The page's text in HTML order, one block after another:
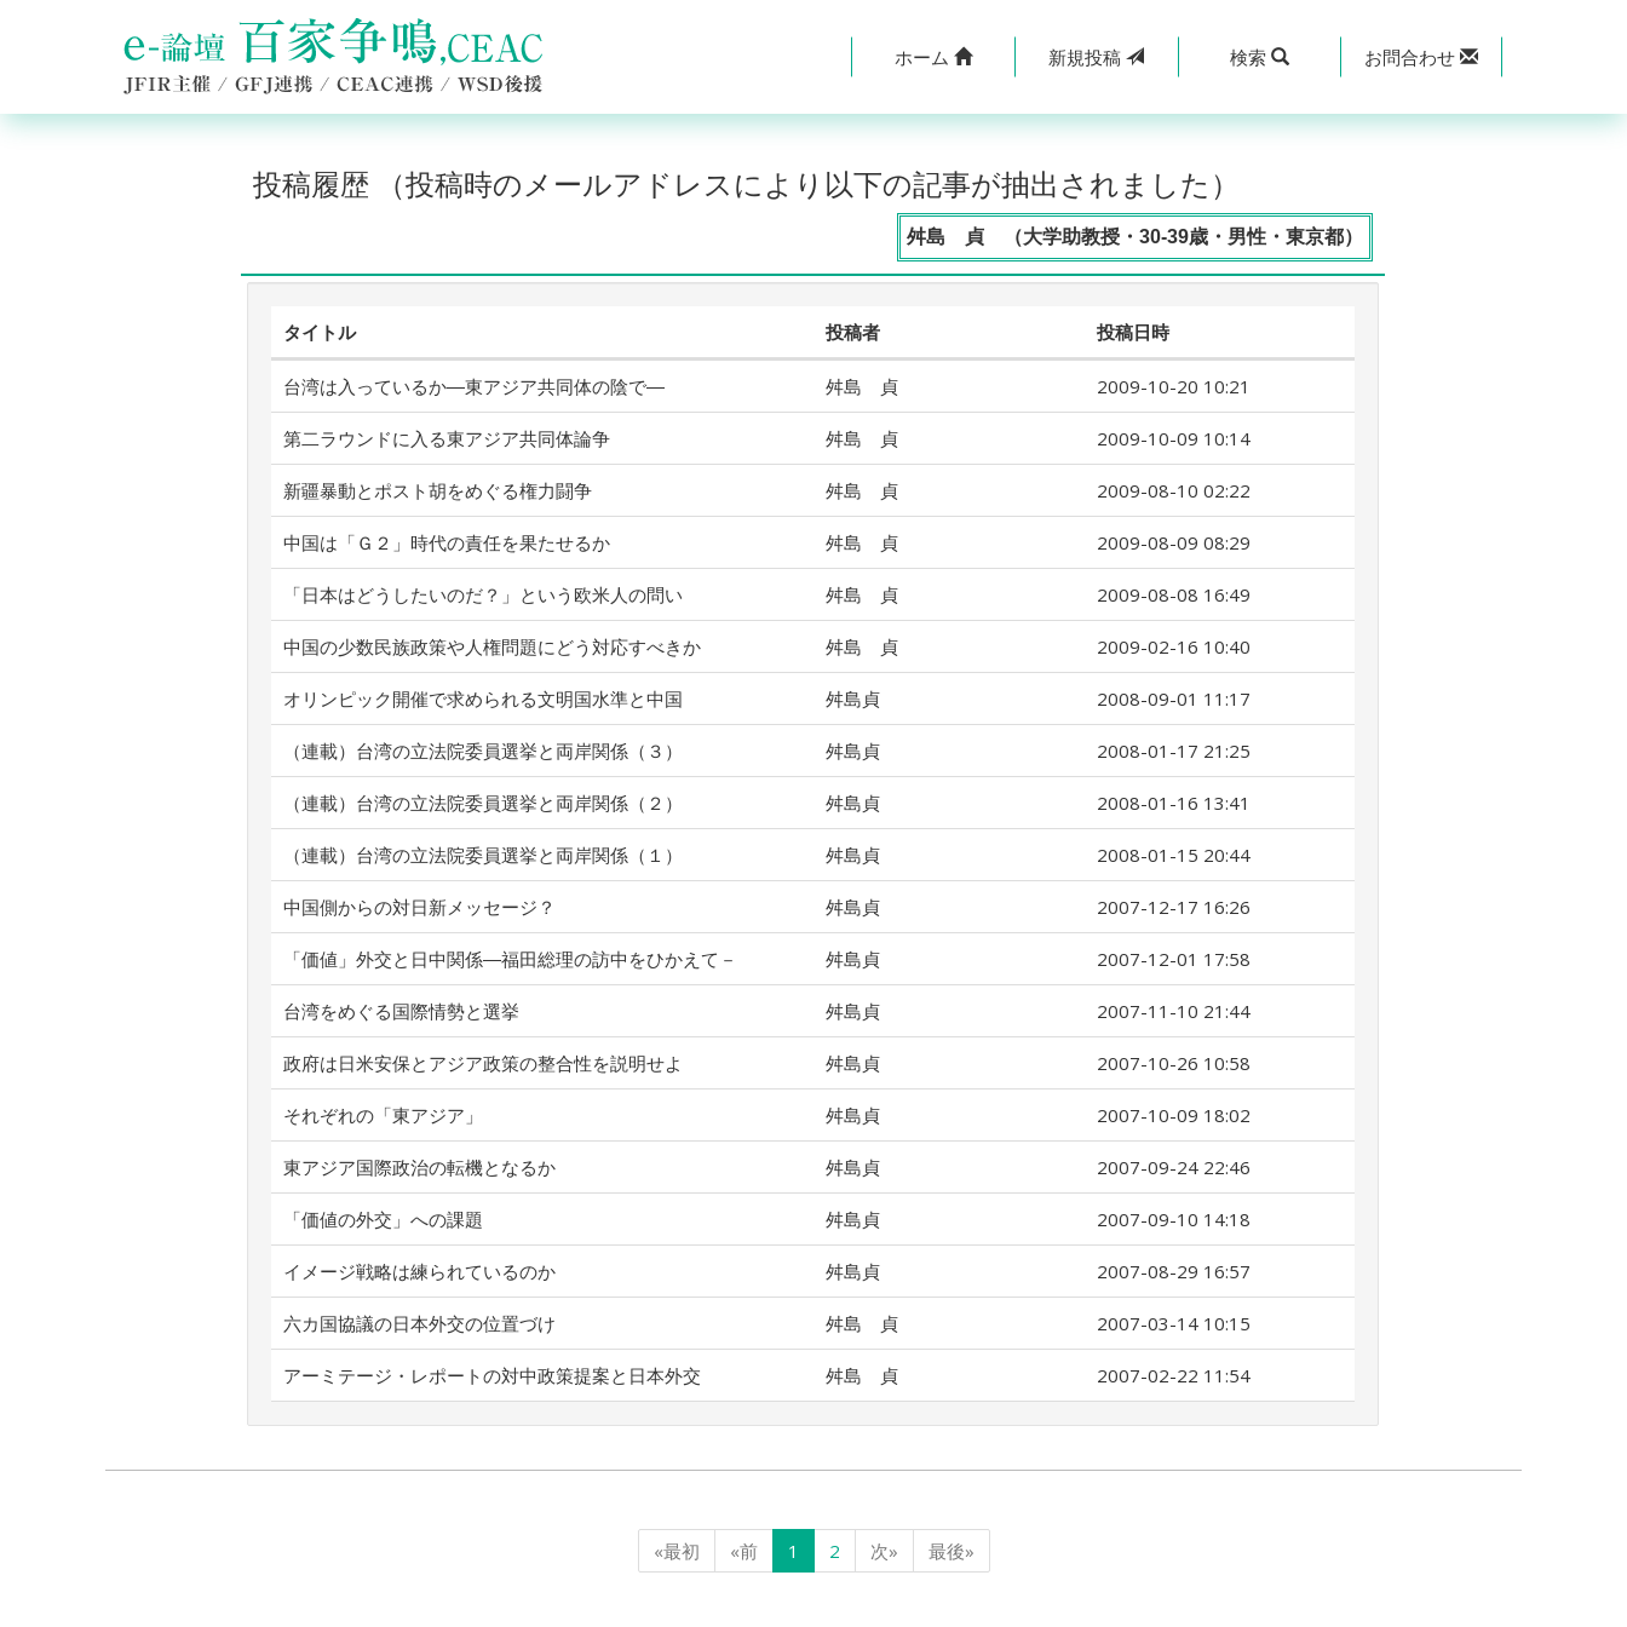
ホーム 新規投稿 検索 お問合わせ
投稿履歴 （投稿時のメールアドレスにより以下の記事が抽出されました）
舛島 貞 （大学助教授・30-39歳・男性・東京都）
タイトル 投稿者 投稿日時
台湾は入っているか―東アジア共同体の陰で― 舛島 貞 2009-10-20 10:21
第二ラウンドに入る東アジア共同体論争 舛島 貞 2009-10-09 10:14
新疆暴動とポスト胡をめぐる権力闘争 舛島 貞 2009-08-10 02:22
中国は「Ｇ２」時代の責任を果たせるか 舛島 貞 2009-08-09 08:29
「日本はどうしたいのだ？」という欧米人の問い 舛島 貞 2009-08-08 16:49
中国の少数民族政策や人権問題にどう対応すべきか 舛島 貞 2009-02-16 10:40
オリンピック開催で求められる文明国水準と中国 舛島貞 2008-09-01 11:17
（連載）台湾の立法院委員選挙と両岸関係（３） 舛島貞 2008-01-17 21:25
（連載）台湾の立法院委員選挙と両岸関係（２） 舛島貞 2008-01-16 13:41
（連載）台湾の立法院委員選挙と両岸関係（１） 舛島貞 2008-01-15 20:44
中国側からの対日新メッセージ？ 舛島貞 2007-12-17 16:26
「価値」外交と日中関係―福田総理の訪中をひかえて－ 舛島貞 2007-12-01 17:58
台湾をめぐる国際情勢と選挙 舛島貞 2007-11-10 21:44
政府は日米安保とアジア政策の整合性を説明せよ 舛島貞 2007-10-26 10:58
それぞれの「東アジア」 舛島貞 2007-10-09 18:02
東アジア国際政治の転機となるか 舛島貞 2007-09-24 22:46
「価値の外交」への課題 舛島貞 2007-09-10 14:18
イメージ戦略は練られているのか 舛島貞 2007-08-29 16:57
六カ国協議の日本外交の位置づけ 舛島 貞 2007-03-14 10:15
アーミテージ・レポートの対中政策提案と日本外交 舛島 貞 2007-02-22 11:54
«最初 «前 1 2 次» 最後»